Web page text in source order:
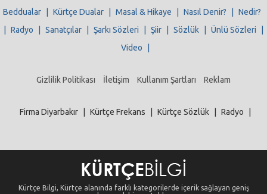
Beddualar
Kürtçe Dualar Masal & Hikaye Nasıl Denir?
Nedir?
Radyo Sanatçılar Şarkı Sözleri Şiir Sözlük Ünlü Sözleri
Video
Gizlilik Politikası İletişim Kullanım Şartları Reklam
Firma Diyarbakır Kürtçe Frekans Kürtçe Sözlük Radyo
Kürtçe Bilgi, Kürtçe alanında farklı kategorilerde içerik sağlayan geniş